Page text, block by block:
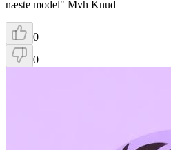
næste model" Mvh Knud
0
0